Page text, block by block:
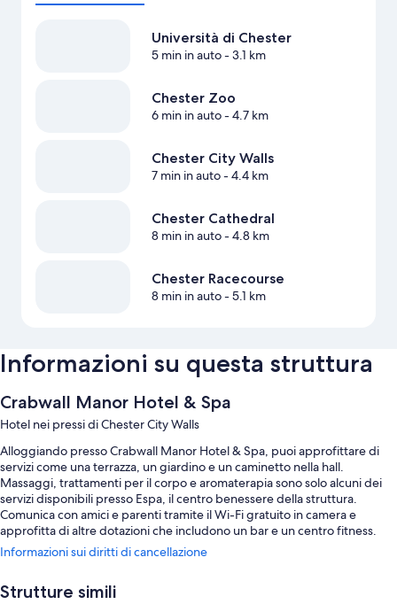
Università di Chester
5 min in auto- 3.1 km
Chester Zoo
6 min in auto- 4.7 km
Chester City Walls
7 min in auto- 4.4 km
Chester Cathedral
8 min in auto- 4.8 km
Chester Racecourse
8 min in auto- 5.1 km
Informazioni su questa struttura
Crabwall Manor Hotel & Spa
Hotel nei pressi di Chester City Walls
Alloggiando presso Crabwall Manor Hotel & Spa, puoi approfittare di
servizi come una terrazza, un giardino e un caminetto nella hall.
Massaggi, trattamenti per il corpo e aromaterapia sono solo alcuni dei
servizi disponibili presso Espa, il centro benessere della struttura.
Comunica con amici e parenti tramite il Wi-Fi gratuito in camera e
approfitta di altre dotazioni che includono un bar e un centro fitness.
Sono disponibili anche i seguenti servizi:
Una piscina coperta con lettini
Informazioni sui diritti di cancellazione
Strutture simili